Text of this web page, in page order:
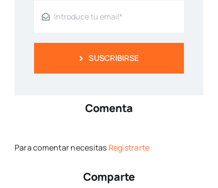
SUSCRIBIRSE
Comenta
Para comentar necesitas Registrarte
Comparte